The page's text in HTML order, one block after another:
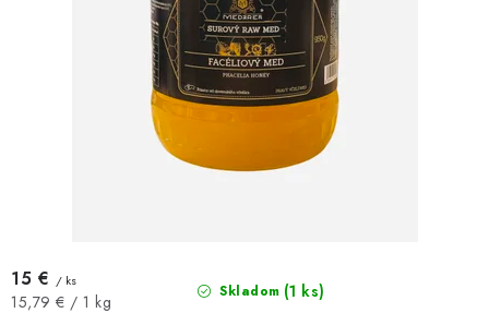
Skladom (1 ks)
15 € / ks
Jednotková
15,79 € / 1 kg